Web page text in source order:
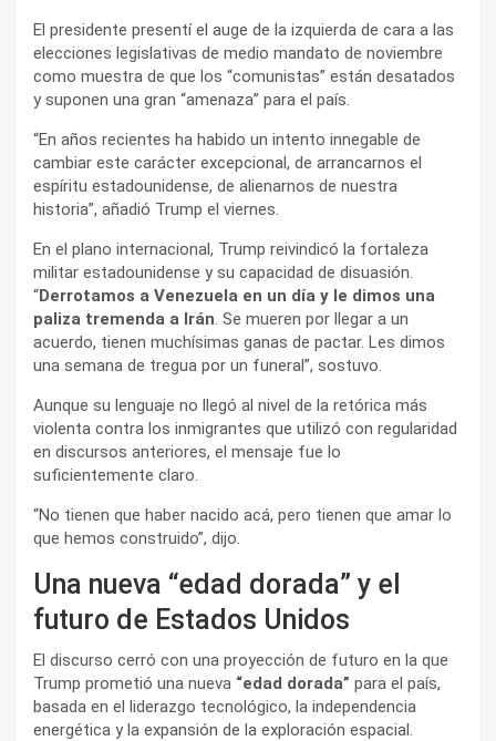
El presidente presentí el auge de la izquierda de cara a las
elecciones legislativas de medio mandato de noviembre
como muestra de que los “comunistas” están desatados
y suponen una gran “amenaza” para el país.
“En años recientes ha habido un intento innegable de
cambiar este carácter excepcional, de arrancarnos el
espíritu estadounidense, de alienarnos de nuestra
historia”, añadió Trump el viernes.
En el plano internacional, Trump reivindicó la fortaleza
militar estadounidense y su capacidad de disuasión.
“Derrotamos a Venezuela en un día y le dimos una
paliza tremenda a Irán. Se mueren por llegar a un
acuerdo, tienen muchísimas ganas de pactar. Les dimos
una semana de tregua por un funeral”, sostuvo.
Aunque su lenguaje no llegó al nivel de la retórica más
violenta contra los inmigrantes que utilizó con regularidad
en discursos anteriores, el mensaje fue lo
suficientemente claro.
“No tienen que haber nacido acá, pero tienen que amar lo
que hemos construido”, dijo.
Una nueva “edad dorada” y el
futuro de Estados Unidos
El discurso cerró con una proyección de futuro en la que
Trump prometió una nueva “edad dorada” para el país,
basada en el liderazgo tecnológico, la independencia
energética y la expansión de la exploración espacial.